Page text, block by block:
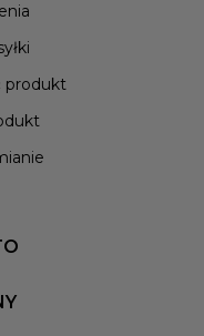
produkt